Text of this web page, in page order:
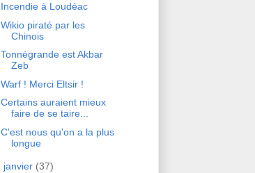
Incendie à Loudéac
Wikio piraté par les
Chinois
Tonnégrande est Akbar
Zeb
Warf ! Merci Eltsir !
Certains auraient mieux
faire de se taire...
C'est nous qu'on a la plus
longue
janvier (37)